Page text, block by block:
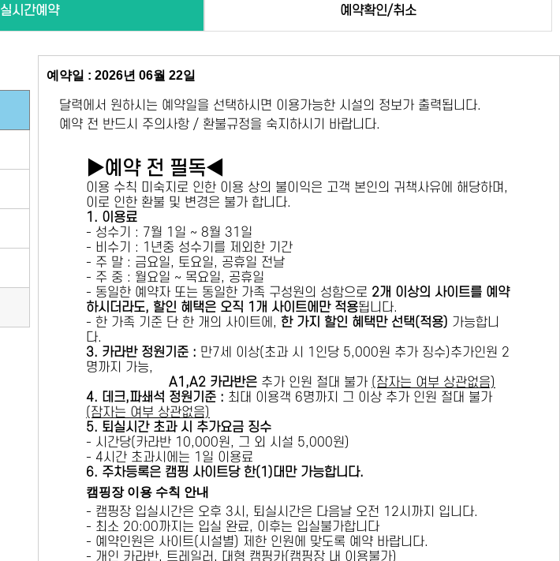
실시간예약 예약확인/취소
예약일 : 2026년 06월 22일
달력에서 원하시는 예약일을 선택하시면 이용가능한 시설의 정보가 출력됩니다.
예약 전 반드시 주의사항 / 환불규정을 숙지하시기 바랍니다.
▶예약 전 필독◀
이용 수칙 미숙지로 인한 이용 상의 불이익은 고객 본인의 귀책사유에 해당하며,
이로 인한 환불 및 변경은 불가 합니다.
1. 이용료
- 성수기 : 7월 1일 ~ 8월 31일
- 비수기 : 1년중 성수기를 제외한 기간
- 주 말 : 금요일, 토요일, 공휴일 전날
- 주 중 : 월요일 ~ 목요일, 공휴일
- 동일한 예약자 또는 동일한 가족 구성원의 성함으로 2개 이상의 사이트를 예약
하시더라도, 할인 혜택은 오직 1개 사이트에만 적용됩니다.
- 한 가족 기준 단 한 개의 사이트에, 한 가지 할인 혜택만 선택(적용) 가능합니
다.
3. 카라반 정원기준 : 만7세 이상(초과 시 1인당 5,000원 추가 징수)추가인원 2
명까지 가능,
A1,A2 카라반은 추가 인원 절대 불가 (잠자는 여부 상관없음)
4. 데크,파쇄석 정원기준 : ​최대 이용객 6명까지 그 이상 추가 인원 절대 불가
(잠자는 여부 상관없음)
5. 퇴실시간 초과 시 추가요금 징수
- 시간당(카라반 10,000원, 그 외 시설 5,000원)
- 4시간 초과시에는 1일 이용료
6. 주차등록은 캠핑 사이트당 한(1)대만 가능합니다.
캠핑장 이용 수칙 안내
- 캠핑장 입실시간은 오후 3시, 퇴실시간은 다음날 오전 12시까지 입니다.
- 최소 20:00까지는 입실 완료, 이후는 입실불가합니다
- 예약인원은 사이트(시설별) 제한 인원에 맞도록 예약 바랍니다.
- 개인 카라반, 트레일러, 대형 캠핑카(캠핑장 내 이용불가)